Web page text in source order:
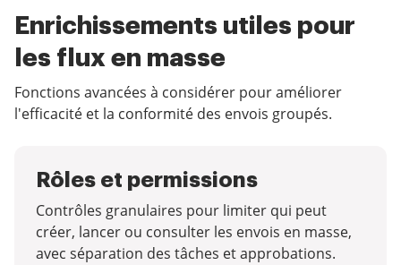
Enrichissements utiles pour
les flux en masse
Fonctions avancées à considérer pour améliorer
l'efficacité et la conformité des envois groupés.
Rôles et permissions
Contrôles granulaires pour limiter qui peut
créer, lancer ou consulter les envois en masse,
avec séparation des tâches et approbations.